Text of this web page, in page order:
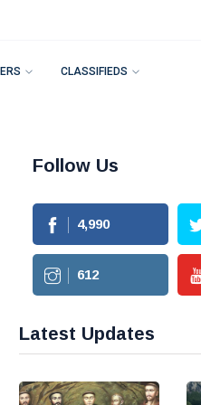
CLASSIFIEDS
Follow Us
4,990
612
Latest Updates